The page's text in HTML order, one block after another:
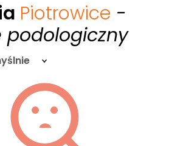
Piotrowice -
podologiczny